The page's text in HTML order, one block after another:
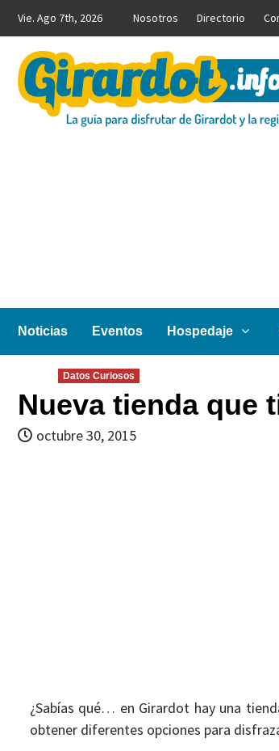
contenido
Vie. Ago 7th, 2026 Nosotros Directorio
Noticias Eventos Hospedaje
Datos Curiosos
Nueva tienda que
octubre 30, 2015
¿Sabías qué… en Girardot hay una
obtener diferentes opciones para